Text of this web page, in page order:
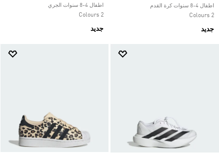
اطفال 4-8 سنوات كرة القدم
2 Colours
جديد
اطفال 4-8 سنوات الجري
2 Colours
جديد